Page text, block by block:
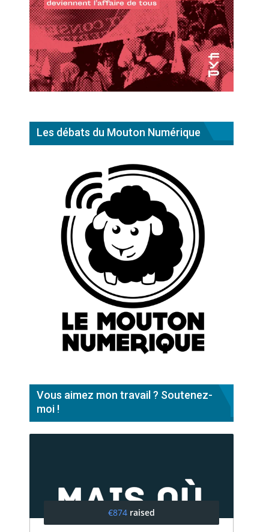
Les débats du Mouton Numérique
Vous aimez mon travail ? Soutenez-
moi !